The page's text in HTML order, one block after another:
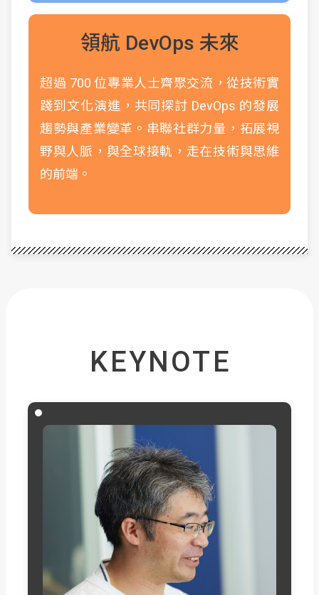
領航 DevOps 未來
超過 700 位專業人士齊聚交流，從技術實
踐到文化演進，共同探討 DevOps 的發展
趨勢與產業變革。串聯社群力量，拓展視
野與人脈，與全球接軌，走在技術與思維
的前端。
KEYNOTE